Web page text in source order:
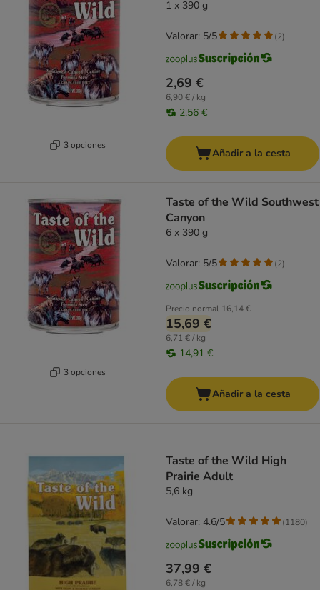
3 opciones
1 x 390 g
2,69 €
6,90 € / kg
2,56 €
Valorar: 5/5 (2)
Añadir a la cesta
3 opciones
Taste of the Wild Southwest
Canyon
6 x 390 g
Precio normal 16,14 €
15,69 €
6,71 € / kg
14,91 €
Valorar: 5/5 (2)
Añadir a la cesta
Taste of the Wild High
Prairie Adult
5,6 kg
37,99 €
6,78 € / kg
Valorar: 4.6/5 (1180)